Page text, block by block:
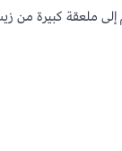
كبيرة من زيت